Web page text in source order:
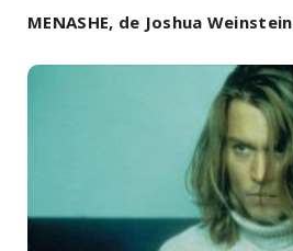
MENASHE, de Joshua Weinstein